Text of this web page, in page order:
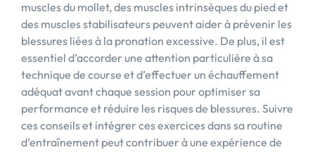
muscles du mollet, des muscles intrinsèques du pied et
des muscles stabilisateurs peuvent aider à prévenir les
blessures liées à la pronation excessive. De plus, il est
essentiel d’accorder une attention particulière à sa
technique de course et d’effectuer un échauffement
adéquat avant chaque session pour optimiser sa
performance et réduire les risques de blessures. Suivre
ces conseils et intégrer ces exercices dans sa routine
d’entraînement peut contribuer à une expérience de